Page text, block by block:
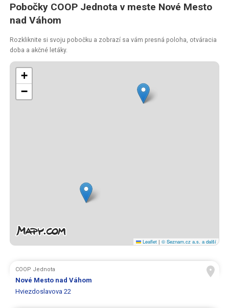
Pobočky COOP Jednota v meste Nové Mesto
nad Váhom
Rozkliknite si svoju pobočku a zobrazí sa vám presná poloha, otváracia
doba a akčné letáky.
+
−
Leaflet | © Seznam.cz a.s. a další
COOP Jednota
Nové Mesto nad Váhom
Hviezdoslavova 22